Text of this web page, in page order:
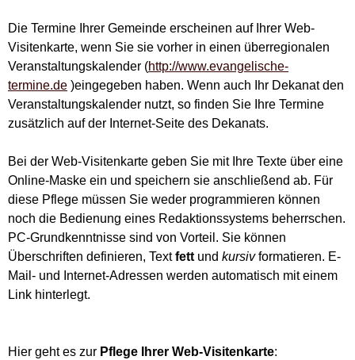
Die Termine Ihrer Gemeinde erscheinen auf Ihrer Web-
Visitenkarte, wenn Sie sie vorher in einen überregionalen
Veranstaltungskalender (http://www.evangelische-
termine.de )eingegeben haben. Wenn auch Ihr Dekanat den
Veranstaltungskalender nutzt, so finden Sie Ihre Termine
zusätzlich auf der Internet-Seite des Dekanats.
Bei der Web-Visitenkarte geben Sie mit Ihre Texte über eine
Online-Maske ein und speichern sie anschließend ab. Für
diese Pflege müssen Sie weder programmieren können
noch die Bedienung eines Redaktionssystems beherrschen.
PC-Grundkenntnisse sind von Vorteil. Sie können
Überschriften definieren, Textfett und kursivformatieren. E-
Mail- und Internet-Adressen werden automatisch mit einem
Link hinterlegt.
Hier geht es zur Pflege Ihrer Web-Visitenkarte: